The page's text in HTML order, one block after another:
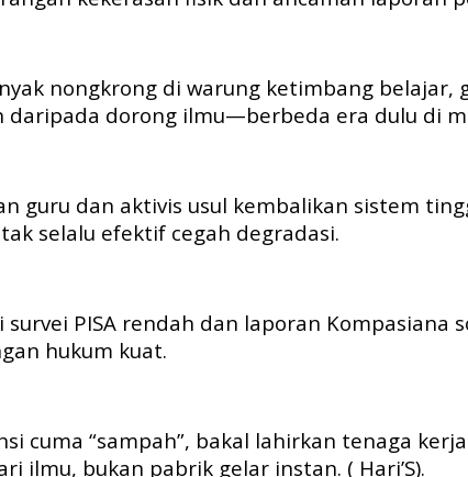
nongkrong di warung ketimbang belajar,
dorong ilmu—berbeda era dulu di
guru dan aktivis usul kembalikan sistem
selalu efektif cegah degradasi.
PISA rendah dan laporan
hukum kuat.
cuma “sampah”, bakal lahirkan tenaga
ilmu, bukan pabrik gelar instan. ( Hari’S).